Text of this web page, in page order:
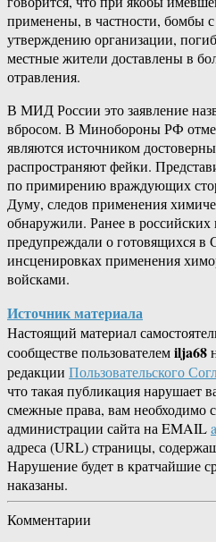
применены, в частности, бомбы
утверждению организации,
местные жители доставлены в
отравления.
В МИД России это заявление
вбросом. В Минобороны РФ
являются источником
распространяют фейки.
по примирению враждующих
Думу, следов применения
обнаружили. Ранее в российских
предупреждали о готовящихся в
инсценировках применения
войсками.
Источник материала
Настоящий материал
сообществе пользователемilja68
редакции Пользовательского
что такая публикация нарушает
смежные права, вам необходимо
администрации сайта на EMAIL
адреса (URL) страницы,
Нарушение будет в кратчайшие
наказаны.
Комментарии